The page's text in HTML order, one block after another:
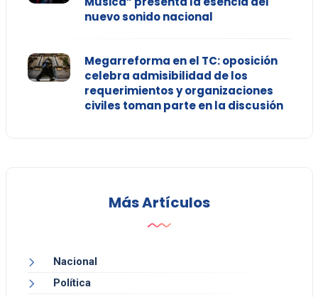
nuevo sonido nacional
Megarreforma en el TC: oposición
celebra admisibilidad de los
requerimientos y organizaciones
civiles toman parte en la discusión
Más Artículos
Nacional
Política